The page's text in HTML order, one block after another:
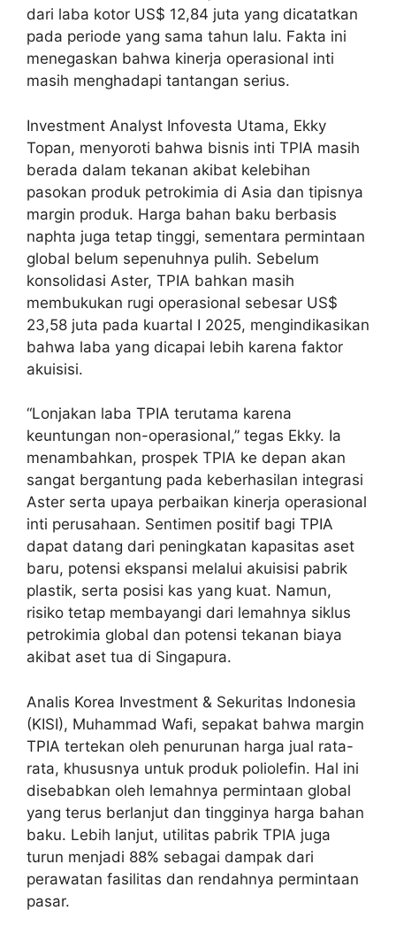
dari laba kotor US$ 12,84 juta yang dicatatkan
pada periode yang sama tahun lalu. Fakta ini
menegaskan bahwa kinerja operasional inti
masih menghadapi tantangan serius.
Investment Analyst Infovesta Utama, Ekky
Topan, menyoroti bahwa bisnis inti TPIA masih
berada dalam tekanan akibat kelebihan
pasokan produk petrokimia di Asia dan tipisnya
margin produk. Harga bahan baku berbasis
naphta juga tetap tinggi, sementara permintaan
global belum sepenuhnya pulih. Sebelum
konsolidasi Aster, TPIA bahkan masih
membukukan rugi operasional sebesar US$
23,58 juta pada kuartal I 2025, mengindikasikan
bahwa laba yang dicapai lebih karena faktor
akuisisi.
“Lonjakan laba TPIA terutama karena
keuntungan non-operasional,” tegas Ekky. Ia
menambahkan, prospek TPIA ke depan akan
sangat bergantung pada keberhasilan integrasi
Aster serta upaya perbaikan kinerja operasional
inti perusahaan. Sentimen positif bagi TPIA
dapat datang dari peningkatan kapasitas aset
baru, potensi ekspansi melalui akuisisi pabrik
plastik, serta posisi kas yang kuat. Namun,
risiko tetap membayangi dari lemahnya siklus
petrokimia global dan potensi tekanan biaya
akibat aset tua di Singapura.
Analis Korea Investment & Sekuritas Indonesia
(KISI), Muhammad Wafi, sepakat bahwa margin
TPIA tertekan oleh penurunan harga jual rata-
rata, khususnya untuk produk poliolefin. Hal ini
disebabkan oleh lemahnya permintaan global
yang terus berlanjut dan tingginya harga bahan
baku. Lebih lanjut, utilitas pabrik TPIA juga
turun menjadi 88% sebagai dampak dari
perawatan fasilitas dan rendahnya permintaan
pasar.